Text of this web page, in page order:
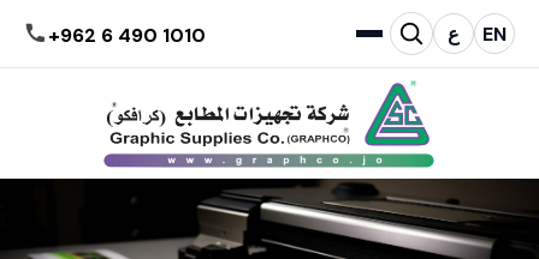
+962 6 490 1010 EN ع